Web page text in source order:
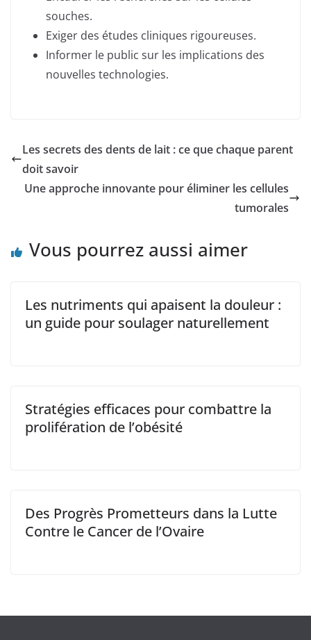
souches.
Exiger des études cliniques rigoureuses.
Informer le public sur les implications des
nouvelles technologies.
Les secrets des dents de lait : ce que chaque parent
doit savoir
Une approche innovante pour éliminer les cellules
tumorales
Vous pourrez aussi aimer
Les nutriments qui apaisent la douleur :
un guide pour soulager naturellement
Stratégies efficaces pour combattre la
prolifération de l’obésité
Des Progrès Prometteurs dans la Lutte
Contre le Cancer de l’Ovaire